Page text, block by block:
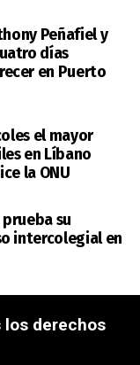
Peñafiel y
días
en Puerto
el mayor
en Líbano
la ONU
su
intercolegial en
los derechos